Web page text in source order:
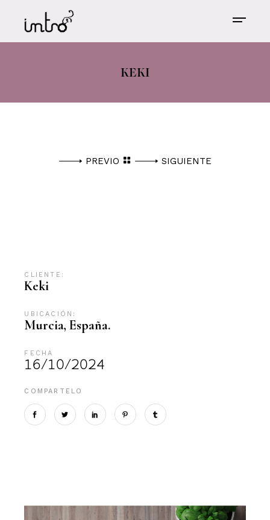
KEKI
PREVIO SIGUIENTE
CLIENTE:
Keki
UBICACIÓN:
Murcia, España.
FECHA
16/10/2024
COMPARTELO